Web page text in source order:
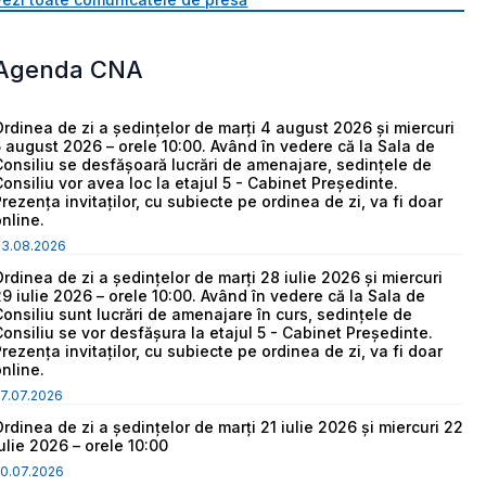
CNA
de zi a ședințelor de marți 4 august 2026 și miercuri
august 2026 – orele 10:00. Având în vedere că la Sala de
se desfășoară lucrări de amenajare, sedințele de
vor avea loc la etajul 5 - Cabinet Președinte.
invitaților, cu subiecte pe ordinea de zi, va fi doar
de zi a ședințelor de marți 28 iulie 2026 și miercuri
iulie 2026 – orele 10:00. Având în vedere că la Sala de
sunt lucrări de amenajare în curs, sedințele de
se vor desfășura la etajul 5 - Cabinet Președinte.
invitaților, cu subiecte pe ordinea de zi, va fi doar
de zi a ședințelor de marți 21 iulie 2026 și miercuri 22
2026 – orele 10:00